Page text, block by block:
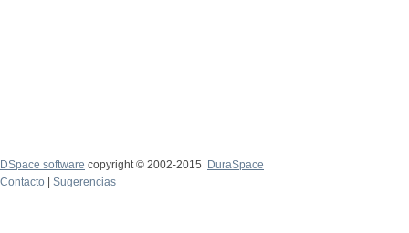
DSpace software copyright © 2002-2015
DuraSpace
Contacto
Sugerencias